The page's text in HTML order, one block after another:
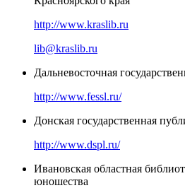
http://www.kraslib.ru
lib@kraslib.ru
Дальневосточная
http://www.fessl.ru/
Донская государственная
http://www.dspl.ru/
Ивановская областная
юношества